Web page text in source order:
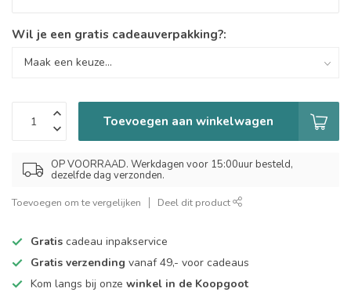
Wil je een gratis cadeauverpakking?:
Toevoegen aan winkelwagen
OP VOORRAAD. Werkdagen voor 15:00uur besteld,
dezelfde dag verzonden.
Toevoegen om te vergelijken Deel dit product
Gratis cadeau inpakservice
Gratis verzending vanaf 49,- voor cadeaus
Kom langs bij onze winkel in de Koopgoot